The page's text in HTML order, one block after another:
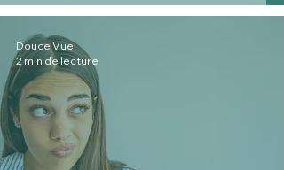
Douce Vue
2 min de lecture